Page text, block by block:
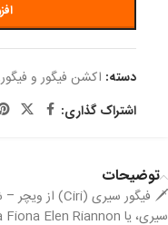
دسته: اکشن فیگور و فیگور
اشتراک گذاری:
توضیحات
🗡️ فیگور سیری (Ciri) از ویچر – شاهزاده‌ی سینترا، وارث خون باستانی